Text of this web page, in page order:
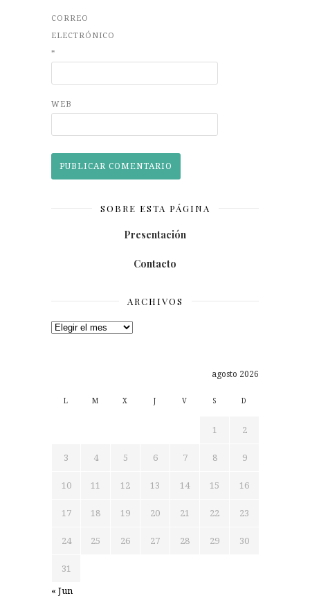
CORREO
ELECTRÓNICO
*
WEB
SOBRE ESTA PÁGINA
Presentación
Contacto
ARCHIVOS
Archivos
agosto 2026
L M X J V S D
1 2
3 4 5 6 7 8 9
10 11 12 13 14 15 16
17 18 19 20 21 22 23
24 25 26 27 28 29 30
31
« Jun